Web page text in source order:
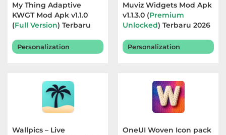
My Thing Adaptive
KWGT Mod Apk v1.1.0
(Full Version) Terbaru
Personalization
Muviz Widgets Mod Apk
v1.1.3.0 (Premium
Unlocked) Terbaru 2026
Personalization
Wallpics – Live
OneUI Woven Icon pack